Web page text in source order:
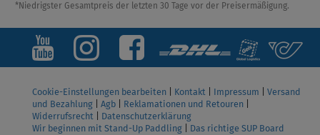
*Niedrigster Gesamtpreis der letzten 30 Tage vor der Preisermäßigung.
Cookie-Einstellungen bearbeiten Kontakt Impressum
Versand
und Bezahlung
Agb Reklamationen und Retouren
Widerrufsrecht
Datenschutzerklärung
Wir beginnen mit Stand-Up Paddling
Das richtige SUP Board